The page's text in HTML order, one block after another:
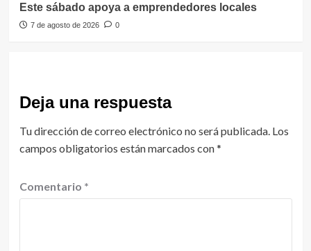
Este sábado apoya a emprendedores locales
7 de agosto de 2026 0
Deja una respuesta
Tu dirección de correo electrónico no será publicada. Los
campos obligatorios están marcados con*
Comentario *